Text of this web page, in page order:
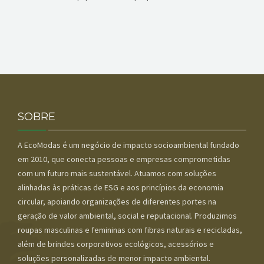
SOBRE
A EcoModas é um negócio de impacto socioambiental fundado
em 2010, que conecta pessoas e empresas comprometidas
com um futuro mais sustentável. Atuamos com soluções
alinhadas às práticas de ESG e aos princípios da economia
circular, apoiando organizações de diferentes portes na
geração de valor ambiental, social e reputacional. Produzimos
roupas masculinas e femininas com fibras naturais e recicladas,
além de brindes corporativos ecológicos, acessórios e
soluções personalizadas de menor impacto ambiental.